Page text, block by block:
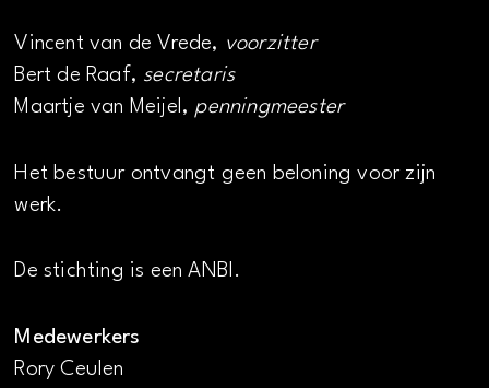
Vincent van de Vrede, voorzitter
Bert de Raaf, secretaris
Maartje van Meijel, penningmeester
Het bestuur ontvangt geen beloning voor zijn
werk.
De stichting is een ANBI.
Medewerkers
Rory Ceulen